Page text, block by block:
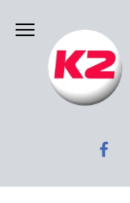
содержанию